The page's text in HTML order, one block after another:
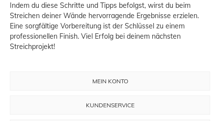
Indem du diese Schritte und Tipps befolgst, wirst du beim
Streichen deiner Wände hervorragende Ergebnisse erzielen.
Eine sorgfältige Vorbereitung ist der Schlüssel zu einem
professionellen Finish. Viel Erfolg bei deinem nächsten
Streichprojekt!
MEIN KONTO
KUNDENSERVICE